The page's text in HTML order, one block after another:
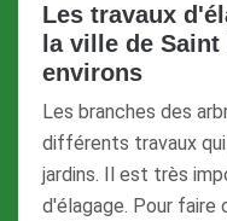
Les travaux
la ville de
environs
Les branches des
différents travaux
jardins. Il est très
d'élagage. Pour faire